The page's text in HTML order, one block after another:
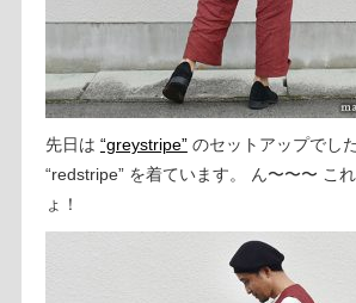
先日は “greystripe”のセットアップでし
“redstripe” を着ています。 ん〜〜〜 こ
ょ！